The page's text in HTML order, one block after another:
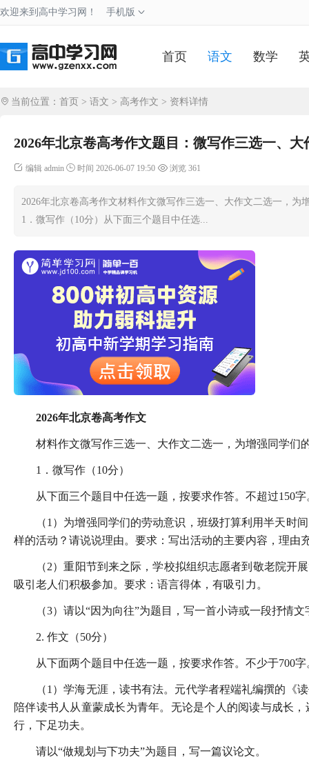
欢迎来到高中学习网！ 手机版
首页 语文 数学
当前位置： 首页 > 语文 > 高考作文 > 资料详情
2026年北京卷高考作文题目：微写作三选一、大
编辑 admin 时间 2026-06-07 19:50 浏览 361
2026年北京卷高考作文材料作文微写作三选一、大作文二选一，
1．微写作（10分）从下面三个题目中任选...
2026年北京卷高考作文
材料作文微写作三选一、大作文二选一，为增强同学
1．微写作（10分）
从下面三个题目中任选一题，按要求作答。不超过150
（1）为增强同学们的劳动意识，班级打算利用半天时
样的活动？请说说理由。要求：写出活动的主要内容，理由
（2）重阳节到来之际，学校拟组织志愿者到敬老院开
吸引老人们积极参加。要求：语言得体，有吸引力。
（3）请以“因为向往”为题目，写一首小诗或一段抒情
2. 作文（50分）
从下面两个题目中任选一题，按要求作答。不少于700
（1）学海无涯，读书有法。元代学者程端礼编撰的《
陪伴读书人从童蒙成长为青年。无论是个人的阅读与成长
行，下足功夫。
请以“做规划与下功夫”为题目，写一篇议论文。